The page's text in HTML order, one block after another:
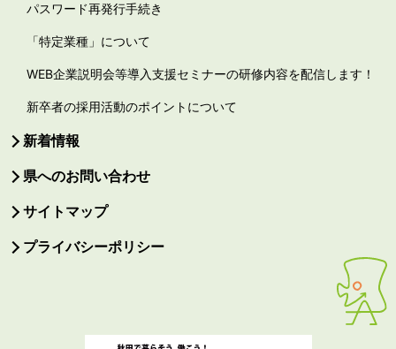
パスワード再発行手続き
「特定業種」について
WEB企業説明会等導入支援セミナーの研修内容を配信します！
新卒者の採用活動のポイントについて
新着情報
県へのお問い合わせ
サイトマップ
プライバシーポリシー